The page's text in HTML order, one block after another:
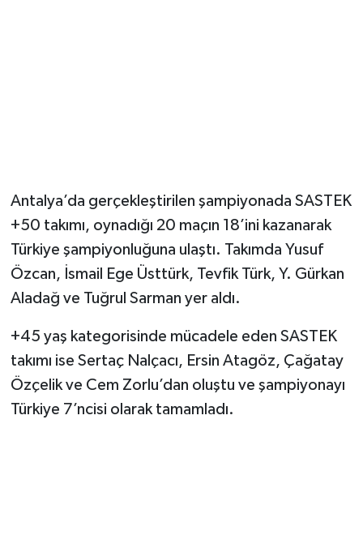
Antalya’da gerçekleştirilen şampiyonada SASTEK
+50 takımı, oynadığı 20 maçın 18’ini kazanarak
Türkiye şampiyonluğuna ulaştı. Takımda Yusuf
Özcan, İsmail Ege Üsttürk, Tevfik Türk, Y. Gürkan
Aladağ ve Tuğrul Sarman yer aldı.
+45 yaş kategorisinde mücadele eden SASTEK
takımı ise Sertaç Nalçacı, Ersin Atagöz, Çağatay
Özçelik ve Cem Zorlu’dan oluştu ve şampiyonayı
Türkiye 7’ncisi olarak tamamladı.